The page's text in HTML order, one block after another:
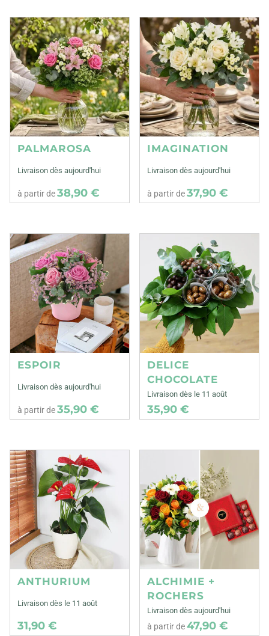
PALMAROSA
Livraison dès aujourd'hui
à partir de38,90 €
IMAGINATION
Livraison dès aujourd'hui
à partir de37,90 €
ESPOIR
Livraison dès aujourd'hui
à partir de35,90 €
DELICE
CHOCOLATE
Livraison dès le 11 août
35,90 €
ANTHURIUM
Livraison dès le 11 août
31,90 €
ALCHIMIE +
ROCHERS
Livraison dès aujourd'hui
à partir de47,90 €